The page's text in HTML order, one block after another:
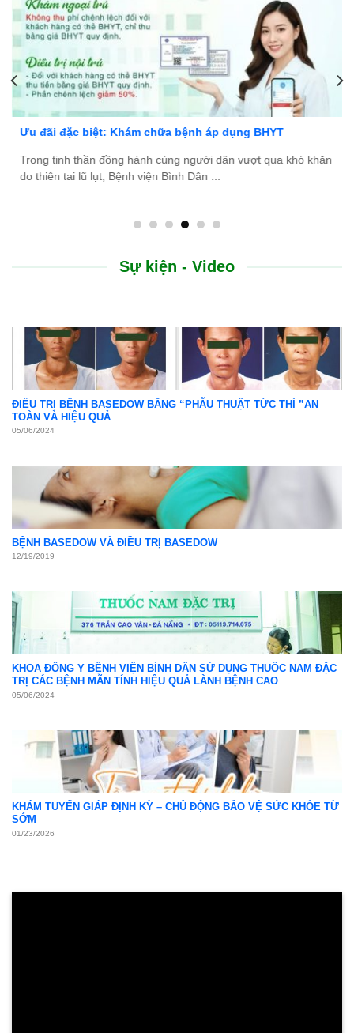
Bệnh viện Bình Dân Đà Nẵng thông báo tuyển dụng
Bệnh viện Bình Dân Đà Nẵng đang tìm kiếm những ứng viên
tài năng, nhiệt huyết để gia nhập đội ngũ ...
Sự kiện - Video
ĐIỀU TRỊ BỆNH BASEDOW BẰNG “PHẪU THUẬT TỨC THÌ ”AN
TOÀN VÀ HIỆU QUẢ
05/06/2024
BỆNH BASEDOW VÀ ĐIỀU TRỊ BASEDOW
12/19/2019
KHOA ĐÔNG Y BỆNH VIỆN BÌNH DÂN SỬ DỤNG THUỐC NAM ĐẶC
TRỊ CÁC BỆNH MÃN TÍNH HIỆU QUẢ LÀNH BỆNH CAO
05/06/2024
KHÁM TUYẾN GIÁP ĐỊNH KỲ – CHỦ ĐỘNG BẢO VỆ SỨC KHỎE TỪ
SỚM
01/23/2026